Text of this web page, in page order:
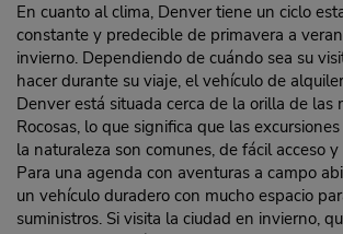
En cuanto al clima, Denver tiene un ciclo
constante y predecible de primavera a
invierno. Dependiendo de cuándo sea su
hacer durante su viaje, el vehículo de
Denver está situada cerca de la orilla de las
Rocosas, lo que significa que las
la naturaleza son comunes, de fácil acceso
Para una agenda con aventuras a campo
un vehículo duradero con mucho espacio
suministros. Si visita la ciudad en invierno,